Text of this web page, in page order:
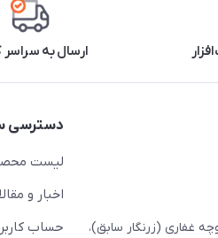
ارسال به سراسر
غفاری (زرنگار سابق)،
دسترسی
لیست
اخبار و
حساب